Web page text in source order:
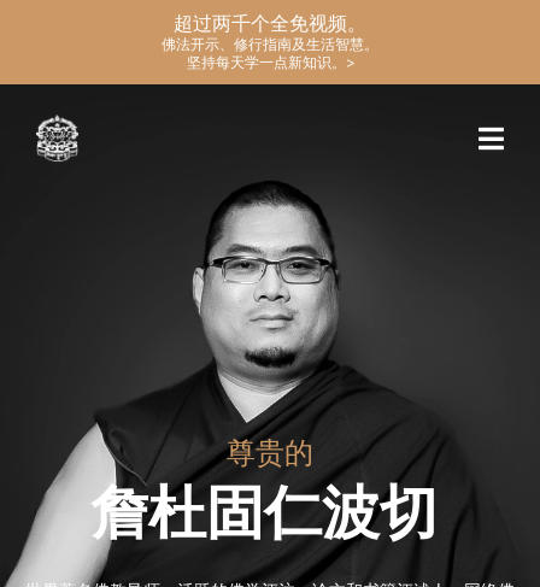
超过两千个全免视频。
佛法开示、修行指南及生活智慧。
坚持每天学一点新知识。>
尊贵的
詹杜固仁波切